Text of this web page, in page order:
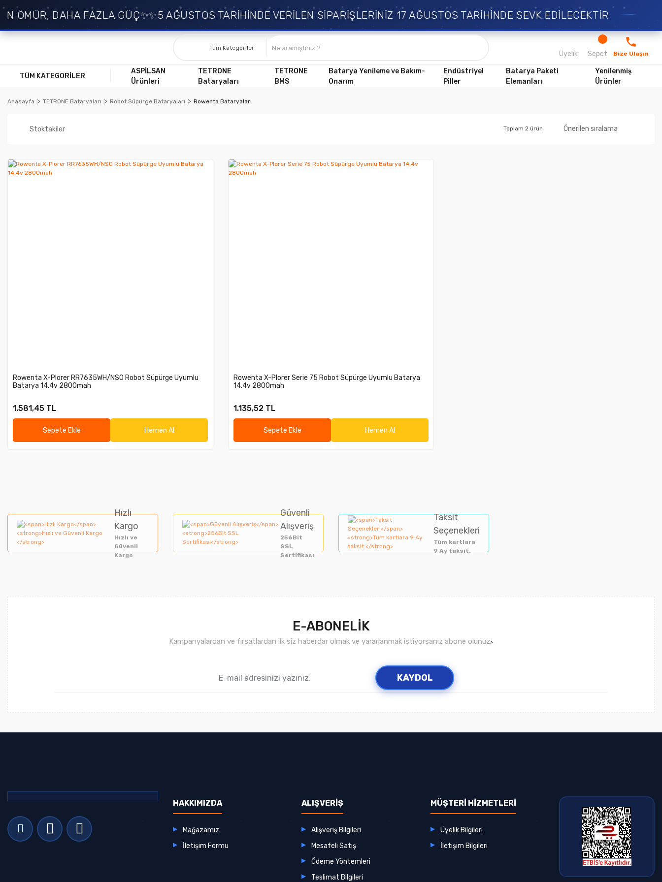
ÖMÜR, DAHA FAZLA GÜÇ✨✨5 AĞUSTOS TARİHİNDE VERİLEN SİPARİŞLERİNİZ 17 AĞUSTOS TARİHİNDE SEVK EDİLECEKTİR
Üyelik Sepet Bize Ulaşın
TÜM KATEGORİLER
ASPİLSAN
Ürünleri
TETRONE
Bataryaları
TETRONE
BMS
Batarya Yenileme ve Bakım-
Onarım
Endüstriyel
Piller
Batarya Paketi
Elemanları
Yenilenmiş
Ürünler
Anasayfa TETRONE Bataryaları Robot Süpürge Bataryaları Rowenta Bataryaları
Stoktakiler Toplam 2 ürün
Rowenta X-Plorer RR7635WH/NSO Robot Süpürge Uyumlu
Batarya 14.4v 2800mah
1.581,45 TL
Sepete Ekle Hemen Al
Rowenta X-Plorer Serie 75 Robot Süpürge Uyumlu Batarya
14.4v 2800mah
1.135,52 TL
Sepete Ekle Hemen Al
Hızlı
Kargo
Hızlı ve
Güvenli
Kargo
Güvenli
Alışveriş
256Bit
SSL
Sertifikası
Taksit
Seçenekleri
Tüm kartlara
9 Ay taksit.
E-ABONELİK
Kampanyalardan ve fırsatlardan ilk siz haberdar olmak ve yararlanmak istiyorsanız abone olunuz>
KAYDOL
HAKKIMIZDA
Mağazamız
İletişim Formu
ALIŞVERİŞ
Alışveriş Bilgileri
Mesafeli Satış
Ödeme Yöntemleri
Teslimat Bilgileri
MÜŞTERİ HİZMETLERİ
Üyelik Bilgileri
İletişim Bilgileri